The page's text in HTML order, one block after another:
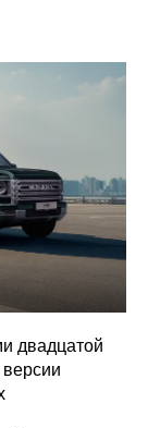
двадцатой